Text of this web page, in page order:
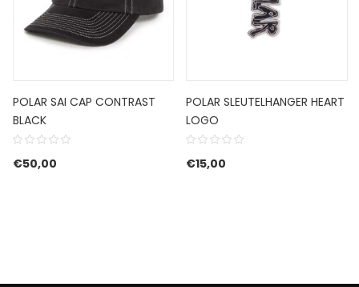
POLAR SAI CAP CONTRAST
BLACK
€50,00
POLAR SLEUTELHANGER HEART
LOGO
€15,00